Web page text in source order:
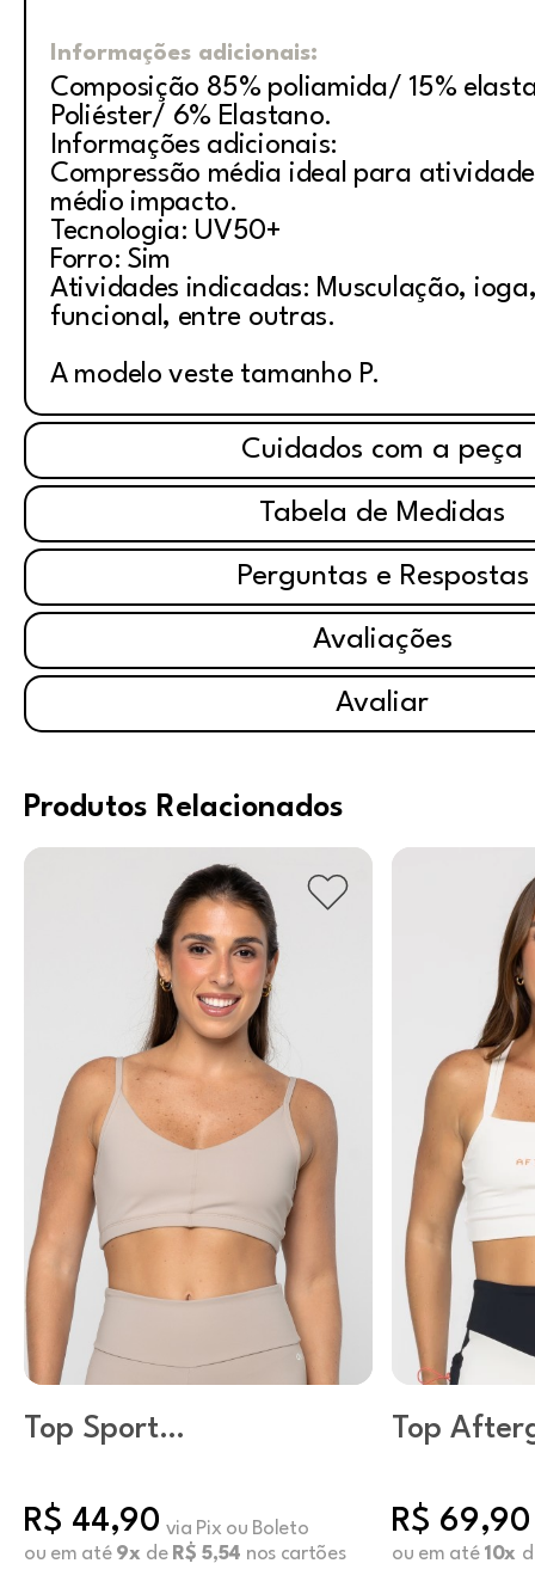
Informações adicionais:
Composição 85% poliamida/ 15%
Poliéster/ 6% Elastano.
Informações adicionais:
Compressão média ideal para
médio impacto.
Tecnologia: UV50+
Forro: Sim
Atividades indicadas: Musculação,
funcional, entre outras.
A modelo veste tamanho P.
Cuidados com a peça
Tabela de Medidas
Perguntas e Respostas
Avaliações
Avaliar
Produtos Relacionados
Top Sport
R$ 44,90 via Pix ou Boleto
ou em até 9x de R$ 5,54 nos cartões
Top
R$ 69,90
ou em até 10x